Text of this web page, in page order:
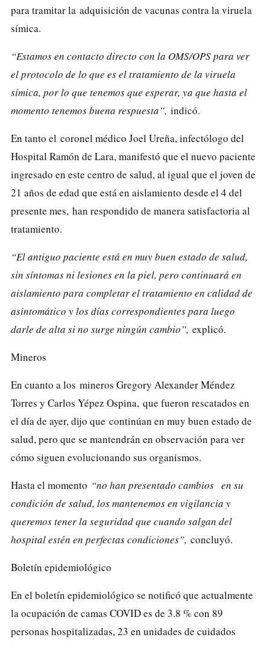
para tramitar la adquisición de vacunas contra la viruela
símica.
“Estamos en contacto directo con la OMS/OPS para ver
el protocolo de lo que es el tratamiento de la viruela
símica, por lo que tenemos que esperar, ya que hasta el
momento tenemos buena respuesta”, indicó.
En tanto el coronel médico Joel Ureña, infectólogo del
Hospital Ramón de Lara, manifestó que el nuevo paciente
ingresado en este centro de salud, al igual que el joven de
21 años de edad que está en aislamiento desde el 4 del
presente mes, han respondido de manera satisfactoria al
tratamiento.
“El antiguo paciente está en muy buen estado de salud,
sin síntomas ni lesiones en la piel, pero continuará en
aislamiento para completar el tratamiento en calidad de
asintomático y los días correspondientes para luego
darle de alta si no surge ningún cambio”, explicó.
Mineros
En cuanto a los mineros Gregory Alexander Méndez
Torres y Carlos Yépez Ospina, que fueron rescatados en
el día de ayer, dijo que continúan en muy buen estado de
salud, pero que se mantendrán en observación para ver
cómo siguen evolucionando sus organismos.
Hasta el momento “no han presentado cambios en su
condición de salud, los mantenemos en vigilancia y
queremos tener la seguridad que cuando salgan del
hospital estén en perfectas condiciones”, concluyó.
Boletín epidemiológico
En el boletín epidemiológico se notificó que actualmente
la ocupación de camas COVID es de 3.8 % con 89
personas hospitalizadas, 23 en unidades de cuidados